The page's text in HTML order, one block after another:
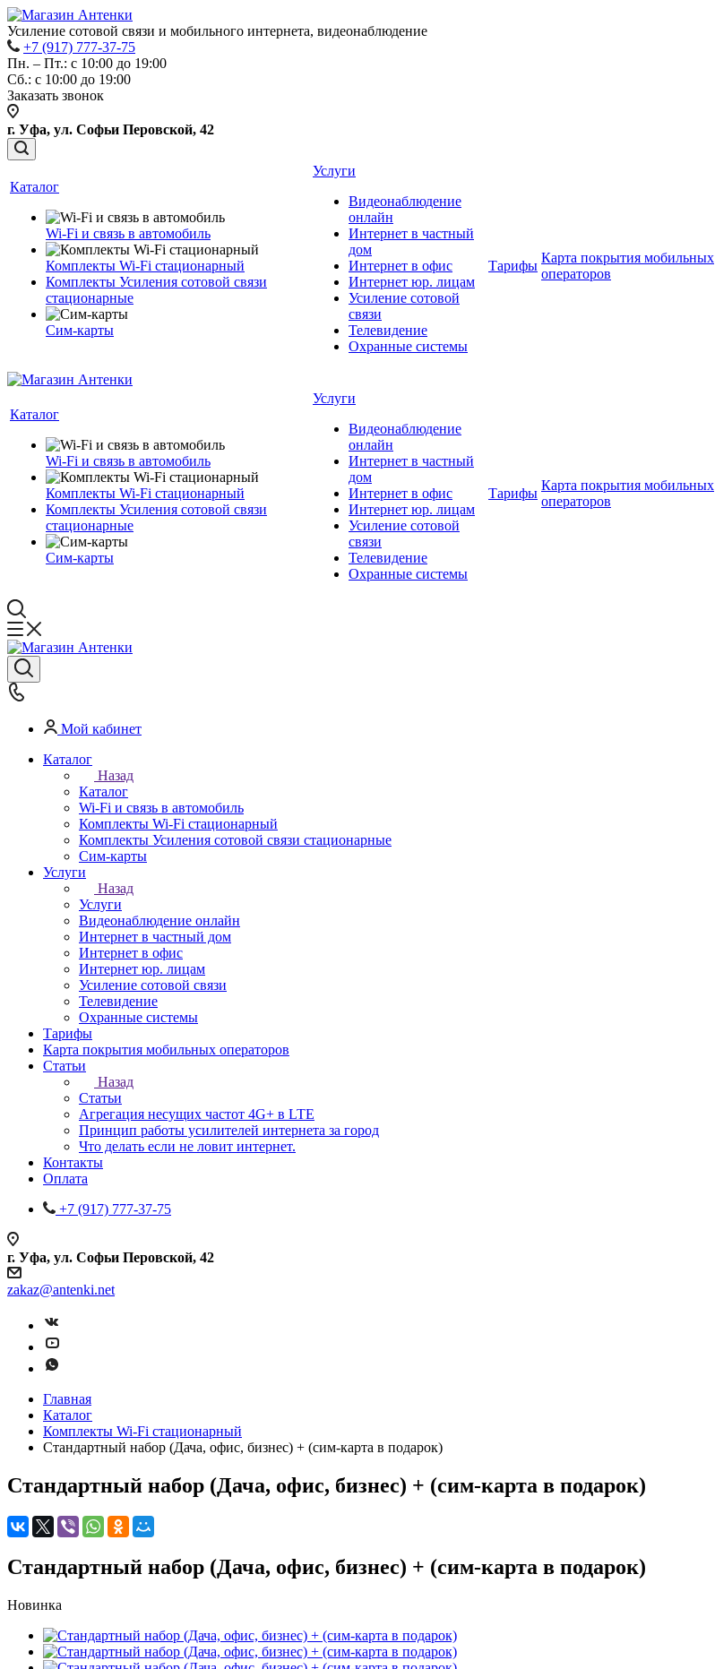
Усиление сотовой связи и мобильного интернета, видеонаблюдение
+7 (917) 777-37-75
Пн. – Пт.: с 10:00 до 19:00
Сб.: с 10:00 до 19:00
Заказать звонок
г. Уфа, ул. Софьи Перовской, 42
Каталог
Wi-Fi и связь в автомобиль
Комплекты Wi-Fi стационарный
Комплекты Усиления сотовой связи
стационарные
Сим-карты
Услуги
Видеонаблюдение
онлайн
Интернет в частный
дом
Интернет в офис
Интернет юр. лицам
Усиление сотовой
связи
Телевидение
Охранные системы
Тарифы
Карта покрытия мобильных
операторов
Каталог
Wi-Fi и связь в автомобиль
Комплекты Wi-Fi стационарный
Комплекты Усиления сотовой связи
стационарные
Сим-карты
Услуги
Видеонаблюдение
онлайн
Интернет в частный
дом
Интернет в офис
Интернет юр. лицам
Усиление сотовой
связи
Телевидение
Охранные системы
Тарифы
Карта покрытия мобильных
операторов
Мой кабинет
Каталог
Назад
Каталог
Wi-Fi и связь в автомобиль
Комплекты Wi-Fi стационарный
Комплекты Усиления сотовой связи стационарные
Сим-карты
Услуги
Назад
Услуги
Видеонаблюдение онлайн
Интернет в частный дом
Интернет в офис
Интернет юр. лицам
Усиление сотовой связи
Телевидение
Охранные системы
Тарифы
Карта покрытия мобильных операторов
Статьи
Назад
Статьи
Агрегация несущих частот 4G+ в LTE
Принцип работы усилителей интернета за город
Что делать если не ловит интернет.
Контакты
Оплата
+7 (917) 777-37-75
г. Уфа, ул. Софьи Перовской, 42
zakaz@antenki.net
Главная
Каталог
Комплекты Wi-Fi стационарный
Стандартный набор (Дача, офис, бизнес) + (сим-карта в подарок)
Стандартный набор (Дача, офис, бизнес) + (сим-карта в подарок)
Стандартный набор (Дача, офис, бизнес) + (сим-карта в подарок)
Новинка